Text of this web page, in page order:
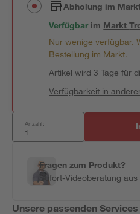
Abholung im
Verfügbar im Markt
Nur wenige verfügbar.
Bestellung im Markt.
Artikel wird 3 Tage für
Verfügbarkeit in
Anzahl:
Fragen zum Produkt?
Sofort-Videoberatung
Unsere passenden Services